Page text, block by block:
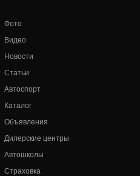
Фото
Видео
Новости
Статьи
Автоспорт
Каталог
Объявления
Дилерские центры
Автошколы
Страховка